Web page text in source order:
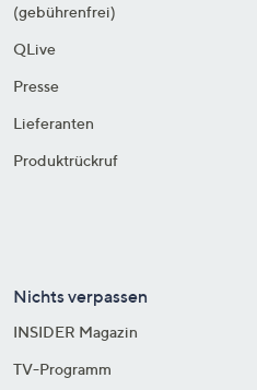
(gebührenfrei)
QLive
Presse
Lieferanten
Produktrückruf
Nichts verpassen
INSIDER Magazin
TV-Programm